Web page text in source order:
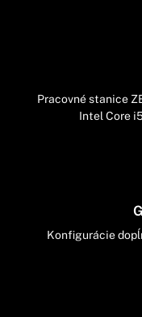
Pracovné stanice
Intel Core
Konfigurácie